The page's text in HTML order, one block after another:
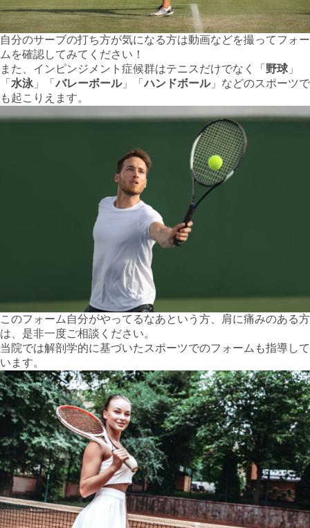
自分のサーブの打ち方が気になる方は動画などを撮ってフォー
ムを確認してみてください！
また、インピンジメント症候群はテニスだけでなく「 野球」
「 水泳 」「 バレーボール」「ハンドボール」などのスポーツで
も起こりえます。
このフォーム自分がやってるなあという方、肩に痛みのある方
は、是非一度ご相談ください。
当院では解剖学的に基づいたスポーツでのフォームも指導して
います。